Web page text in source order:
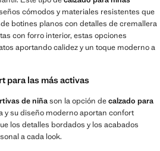
cómodos y materiales resistentes que
botines planos con detalles de cremallera
con forro interior, estas opciones
aportando calidez y un toque moderno a
para las más activas
de niñason la opción decalzado para
y su diseño moderno aportan confort
los detalles bordados y los acabados
a cada look.